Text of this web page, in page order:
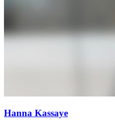
Hanna Kassaye